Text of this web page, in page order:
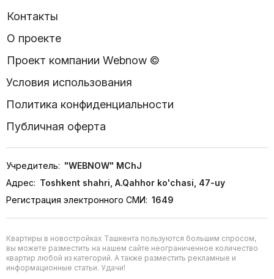
Контакты
О проекте
Проект компании Webnow ©
Условия использования
Политика конфиденциальности
Публичная оферта
Учредитель: "WEBNOW" MChJ
Адрес: Toshkent shahri, A.Qahhor ko'chasi, 47-uy
Регистрация электронного СМИ: 1649
Квартиры в новостройках Ташкента пользуются большим спросом,
вы можете разместить на нашем сайте неограниченное количество
квартир любой из категорий. А также разместить рекламные и
информационные статьи. Удачи!